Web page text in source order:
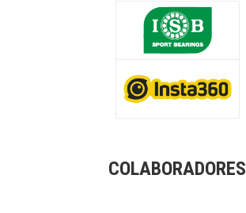
COLABORADORES